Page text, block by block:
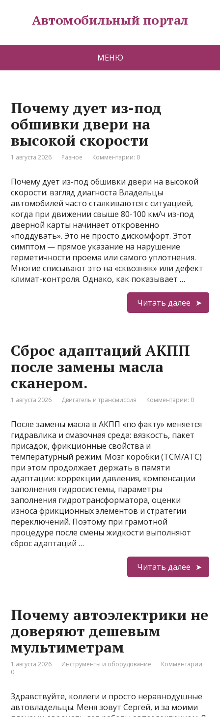
Автомобильный портал
МЕНЮ
Почему дует из-под
обшивки двери на
высокой скорости
1 августа 2026 Разное Комментарии: 0
Почему дует из-под обшивки двери на высокой
скорости: взгляд диагноста Владельцы
автомобилей часто сталкиваются с ситуацией,
когда при движении свыше 80-100 км/ч из-под
дверной карты начинает откровенно
«поддувать». Это не просто дискомфорт. Этот
симптом — прямое указание на нарушение
герметичности проема или самого уплотнения.
Многие списывают это на «сквозняк» или дефект
климат-контроля. Однако, как показывает …
Читать далее
Сброс адаптаций АКПП
после замены масла
сканером.
1 августа 2026 Двигатель и трансмиссия Комментарии: 0
После замены масла в АКПП «по факту» меняется
гидравлика и смазочная среда: вязкость, пакет
присадок, фрикционные свойства и
температурный режим. Мозг коробки (TCM/ATC)
при этом продолжает держать в памяти
адаптации: коррекции давления, компенсации
заполнения гидросистемы, параметры
заполнения гидротрансформатора, оценки
износа фрикционных элементов и стратегии
переключений. Поэтому при грамотной
процедуре после смены жидкости выполняют
сброс адаптаций …
Читать далее
Почему автоэлектрики не
доверяют дешевым
мультиметрам
1 августа 2026 Инструменты и оборудование
Комментарии:
0
Здравствуйте, коллеги и просто неравнодушные
автовладельцы. Меня зовут Сергей, и за моими